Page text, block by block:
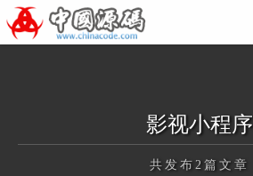
影视小程序
共发布2篇文章